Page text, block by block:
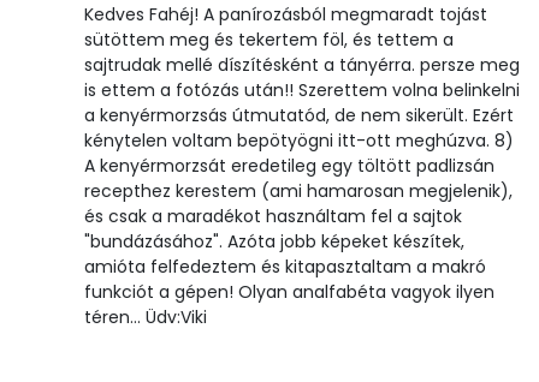
Lut-zea
110 micro
Összesen 311 kcal
Kedves Fahéj! A panírozásból megmaradt tojást
sütöttem meg és tekertem föl, és tettem a
sajtrudak mellé díszítésként a tányérra. persze meg
is ettem a fotózás után!! Szerettem volna belinkelni
a kenyérmorzsás útmutatód, de nem sikerült. Ezért
kénytelen voltam bepötyögni itt-ott meghúzva. 8)
A kenyérmorzsát eredetileg egy töltött padlizsán
recepthez kerestem (ami hamarosan megjelenik),
és csak a maradékot használtam fel a sajtok
"bundázásához". Azóta jobb képeket készítek,
amióta felfedeztem és kitapasztaltam a makró
funkciót a gépen! Olyan analfabéta vagyok ilyen
téren... Üdv:Viki